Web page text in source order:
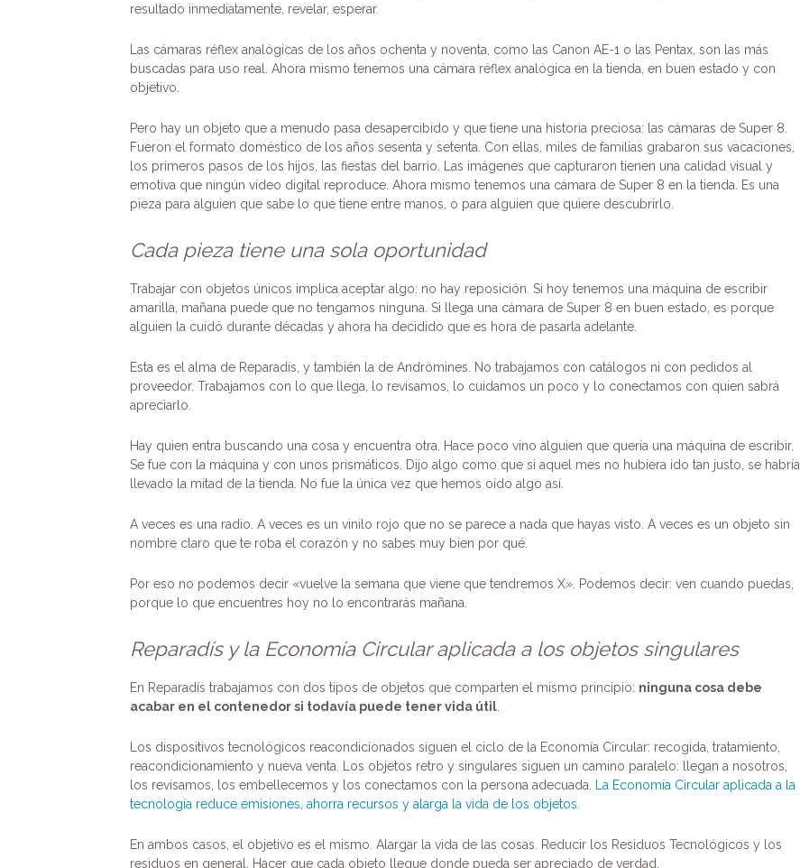
resultado inmediatamente, revelar, esperar.
Las cámaras réflex analógicas de los años ochenta y noventa, como las Canon AE-1 o las Pentax, son las más
buscadas para uso real. Ahora mismo tenemos una cámara réflex analógica en la tienda, en buen estado y con
objetivo.
Pero hay un objeto que a menudo pasa desapercibido y que tiene una historia preciosa: las cámaras de Super 8.
Fueron el formato doméstico de los años sesenta y setenta. Con ellas, miles de familias grabaron sus vacaciones,
los primeros pasos de los hijos, las fiestas del barrio. Las imágenes que capturaron tienen una calidad visual y
emotiva que ningún vídeo digital reproduce. Ahora mismo tenemos una cámara de Super 8 en la tienda. Es una
pieza para alguien que sabe lo que tiene entre manos, o para alguien que quiere descubrirlo.
Cada pieza tiene una sola oportunidad
Trabajar con objetos únicos implica aceptar algo: no hay reposición. Si hoy tenemos una máquina de escribir
amarilla, mañana puede que no tengamos ninguna. Si llega una cámara de Super 8 en buen estado, es porque
alguien la cuidó durante décadas y ahora ha decidido que es hora de pasarla adelante.
Esta es el alma de Reparadís, y también la de Andròmines. No trabajamos con catálogos ni con pedidos al
proveedor. Trabajamos con lo que llega, lo revisamos, lo cuidamos un poco y lo conectamos con quien sabrá
apreciarlo.
Hay quien entra buscando una cosa y encuentra otra. Hace poco vino alguien que quería una máquina de escribir.
Se fue con la máquina y con unos prismáticos. Dijo algo como que si aquel mes no hubiera ido tan justo, se habría
llevado la mitad de la tienda. No fue la única vez que hemos oído algo así.
A veces es una radio. A veces es un vinilo rojo que no se parece a nada que hayas visto. A veces es un objeto sin
nombre claro que te roba el corazón y no sabes muy bien por qué.
Por eso no podemos decir «vuelve la semana que viene que tendremos X». Podemos decir: ven cuando puedas,
porque lo que encuentres hoy no lo encontrarás mañana.
Reparadís y la Economía Circular aplicada a los objetos singulares
En Reparadís trabajamos con dos tipos de objetos que comparten el mismo principio: ninguna cosa debe
acabar en el contenedor si todavía puede tener vida útil.
Los dispositivos tecnológicos reacondicionados siguen el ciclo de la Economía Circular: recogida, tratamiento,
reacondicionamiento y nueva venta. Los objetos retro y singulares siguen un camino paralelo: llegan a nosotros,
los revisamos, los embellecemos y los conectamos con la persona adecuada.
La Economía Circular aplicada a la
tecnología reduce emisiones, ahorra recursos y alarga la vida de los objetos
En ambos casos, el objetivo es el mismo. Alargar la vida de las cosas. Reducir los Residuos Tecnológicos y los
residuos en general. Hacer que cada objeto llegue donde pueda ser apreciado de verdad.